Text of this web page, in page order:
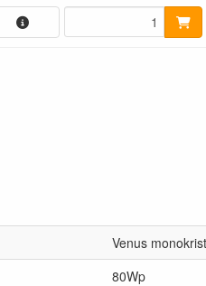
Venus
80Wp